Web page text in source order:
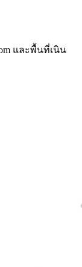
และพื้นที่เนิน